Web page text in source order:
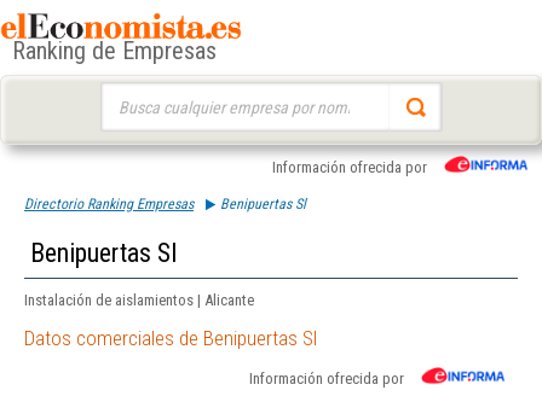
Ranking de Empresas
Información ofrecida por
Directorio Ranking Empresas Benipuertas Sl
Benipuertas Sl
Instalación de aislamientos | Alicante
Datos comerciales de Benipuertas Sl
Información ofrecida por